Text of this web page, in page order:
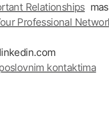
Relationships
Professional
kontaktima